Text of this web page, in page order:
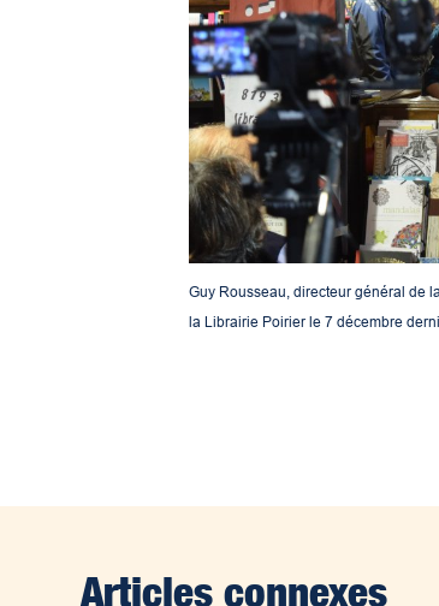
Guy Rousseau, directeur général de
la Librairie Poirier le 7 décembre
Articles connexes